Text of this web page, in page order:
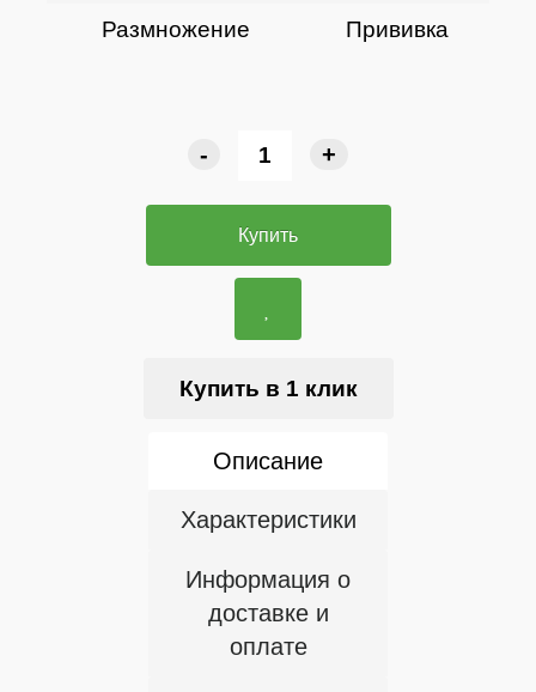
Размножение Прививка
- +
Купить
Купить в 1 клик
Описание
Характеристики
Информация о
доставке и
оплате